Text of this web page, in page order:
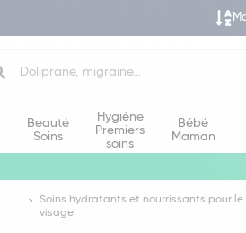
Beauté
Soins
Hygiène
Premiers
soins
Bébé
Maman
Soins hydratants et nourrissants pour le
visage